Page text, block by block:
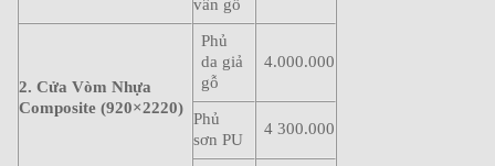
vân gỗ
2. Cửa Vòm Nhựa
Composite (920×2220)
Phủ
da giả
gỗ
4.000.000
Phủ
sơn PU
4 300.000